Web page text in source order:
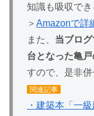
知識も吸収で
＞ Amazonで詳
また、 当ブロ
台となった亀
すので、是非併
関連記事
・建築本「一